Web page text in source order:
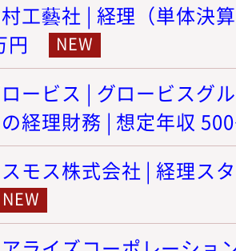
工藝社 | 経理（単体決
円
ービス | グロービスグ
経理財務 | 想定年収
モス株式会社 | 経理ス